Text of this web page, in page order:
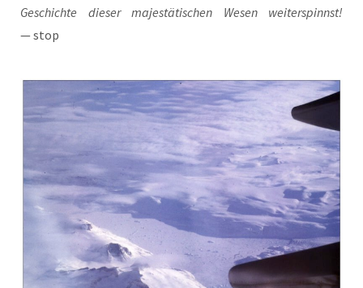
Geschich­te die­ser majes­tä­ti­schen Wesen wei­ter­spinnst!
— stop